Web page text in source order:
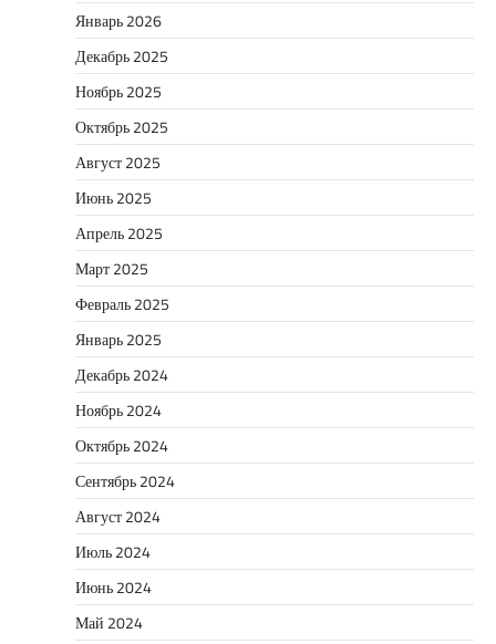
Январь 2026
Декабрь 2025
Ноябрь 2025
Октябрь 2025
Август 2025
Июнь 2025
Апрель 2025
Март 2025
Февраль 2025
Январь 2025
Декабрь 2024
Ноябрь 2024
Октябрь 2024
Сентябрь 2024
Август 2024
Июль 2024
Июнь 2024
Май 2024